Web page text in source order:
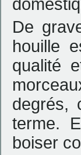
De
houille
qualité
degrés,
terme.
boiser